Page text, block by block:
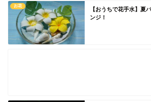
お花
【おうちで花手水】夏
ンジ！